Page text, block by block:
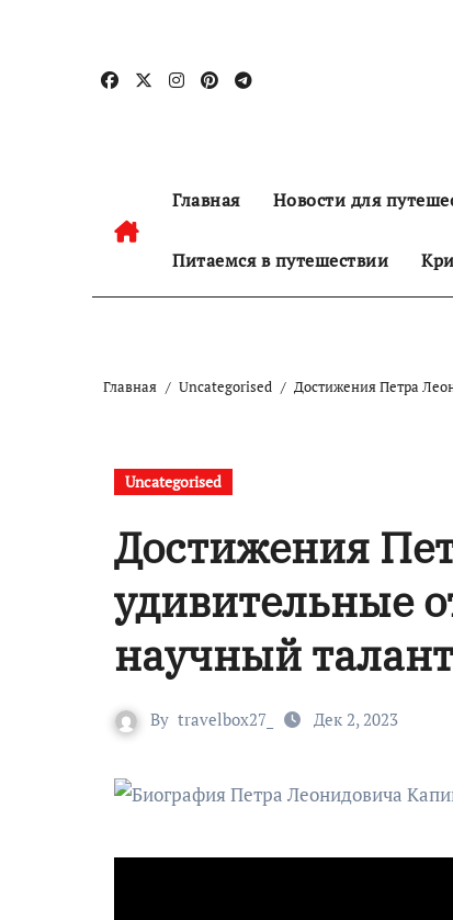
содержанию
Главная Новости для
Питаемся в путешествии
Главная Uncategorised Достижения Петра
Uncategorised
Достижения
удивительные
научный талант
By travelbox27_ Дек 2, 2023